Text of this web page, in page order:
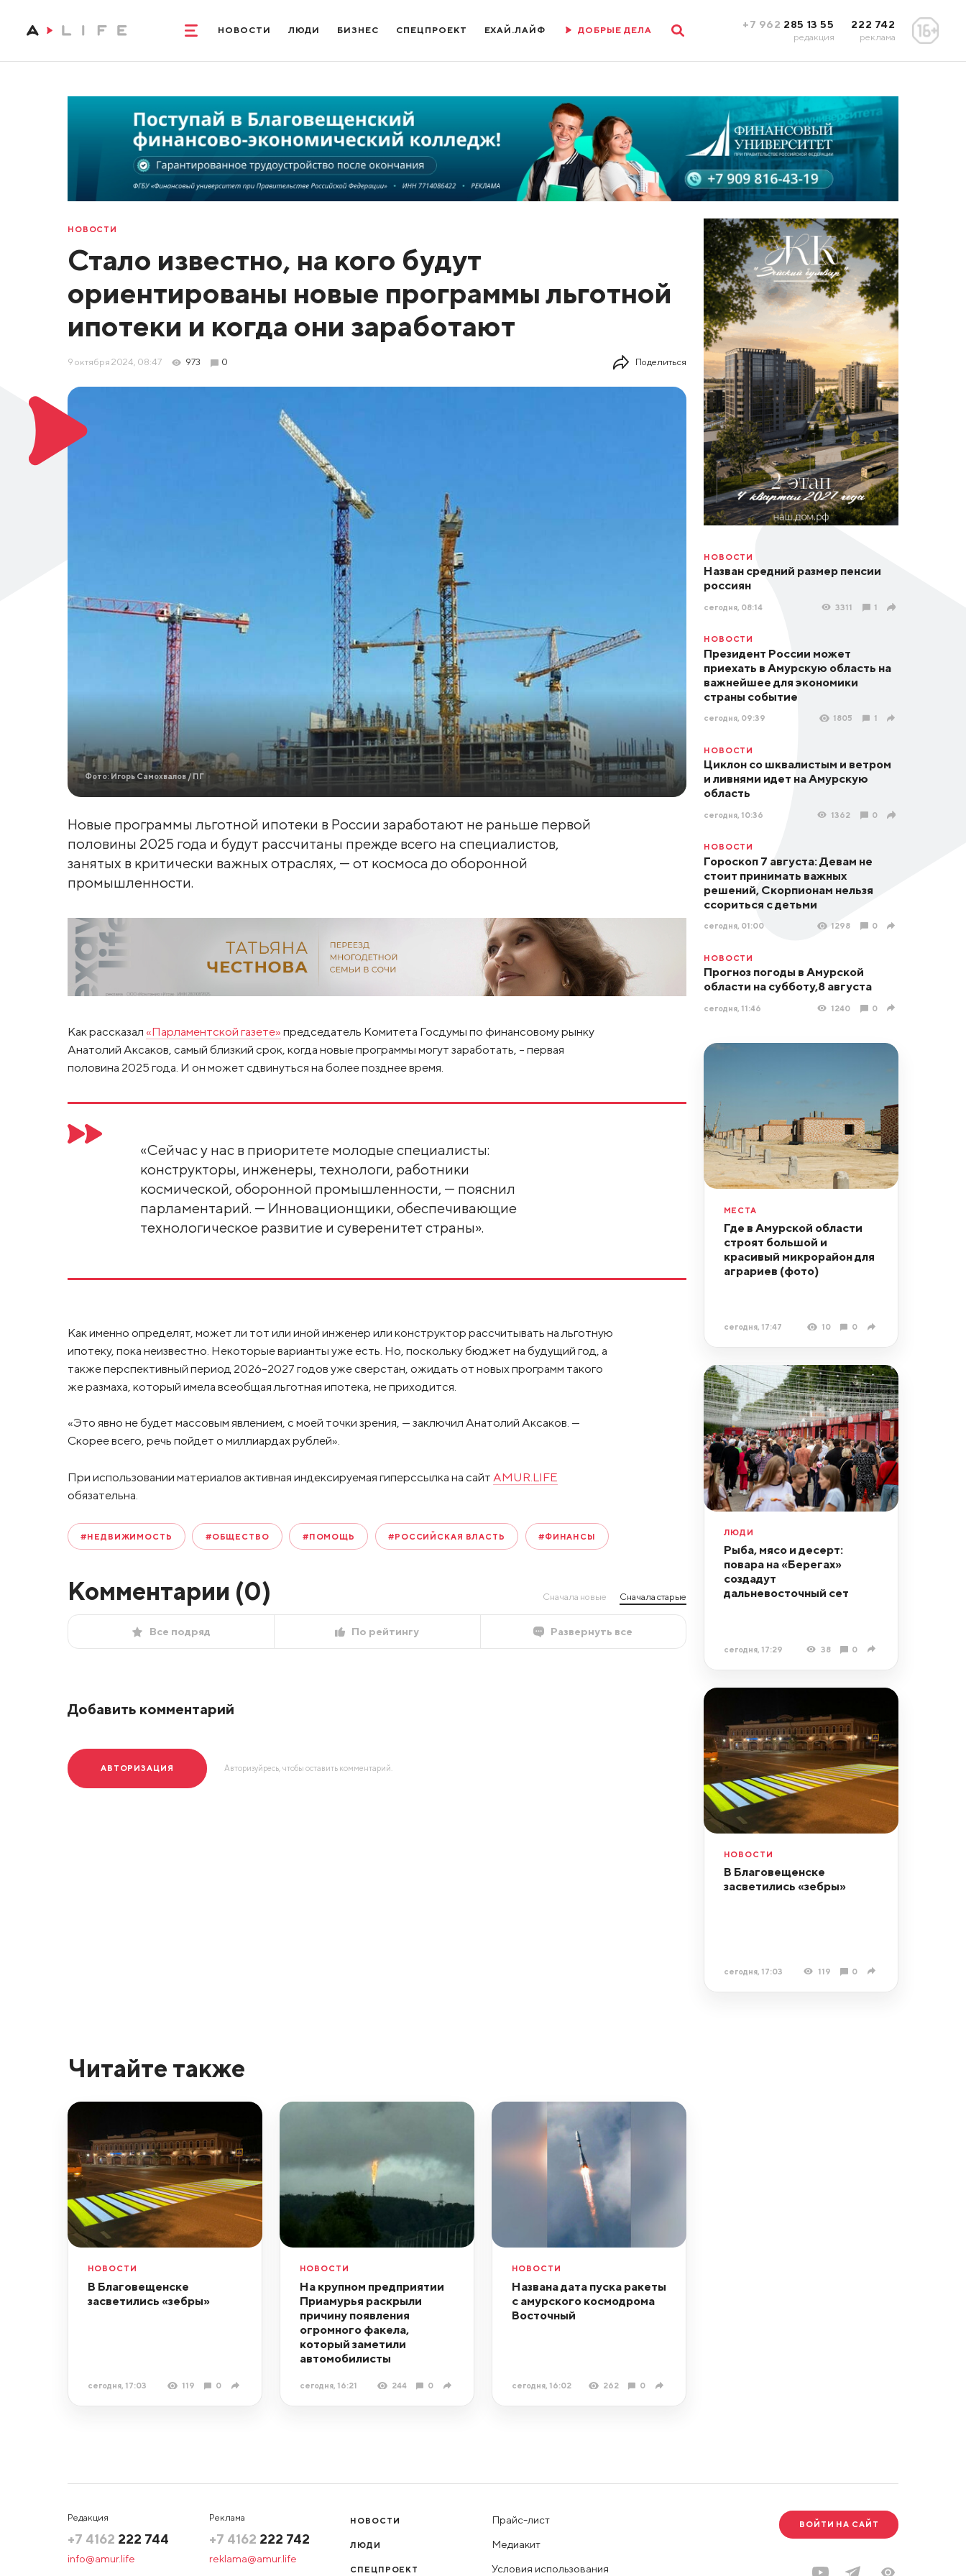
НОВОСТИ ЛЮДИ БИЗНЕС СПЕЦПРОЕКТ ЕХАЙ.ЛАЙФ ДОБРЫЕ ДЕЛА +7 962 285 13 55
редакция
222 742
реклама
НОВОСТИ
Стало известно, на кого будут
ориентированы новые программы льготной
ипотеки и когда они заработают
9 октября 2024, 08:47 973 0 Поделиться
Фото: Игорь Самохвалов / ПГ
Новые программы льготной ипотеки в России заработают не раньше первой
половины 2025 года и будут рассчитаны прежде всего на специалистов,
занятых в критически важных отраслях, — от космоса до оборонной
промышленности.
Как рассказал «Парламентской газете» председатель Комитета Госдумы по финансовому рынку
Анатолий Аксаков, самый близкий срок, когда новые программы могут заработать, – первая
половина 2025 года. И он может сдвинуться на более позднее время.
«Сейчас у нас в приоритете молодые специалисты:
конструкторы, инженеры, технологи, работники
космической, оборонной промышленности, — пояснил
парламентарий. — Инновационщики, обеспечивающие
технологическое развитие и суверенитет страны».
Как именно определят, может ли тот или иной инженер или конструктор рассчитывать на льготную
ипотеку, пока неизвестно. Некоторые варианты уже есть. Но, поскольку бюджет на будущий год, а
также перспективный период 2026-2027 годов уже сверстан, ожидать от новых программ такого
же размаха, который имела всеобщая льготная ипотека, не приходится.
«Это явно не будет массовым явлением, с моей точки зрения, — заключил Анатолий Аксаков. —
Скорее всего, речь пойдет о миллиардах рублей».
При использовании материалов активная индексируемая гиперссылка на сайт AMUR.LIFE
обязательна.
#НЕДВИЖИМОСТЬ #ОБЩЕСТВО #ПОМОЩЬ #РОССИЙСКАЯ ВЛАСТЬ #ФИНАНСЫ
Комментарии (0) Сначала новые Сначала старые
Все подряд По рейтингу Развернуть все
Добавить комментарий
АВТОРИЗАЦИЯ Авторизуйресь, чтобы оставить комментарий.
НОВОСТИ
Назван средний размер пенсии
россиян
сегодня, 08:14 3311 1
НОВОСТИ
Президент России может
приехать в Амурскую область на
важнейшее для экономики
страны событие
сегодня, 09:39 1805 1
НОВОСТИ
Циклон со шквалистым и ветром
и ливнями идет на Амурскую
область
сегодня, 10:36 1362 0
НОВОСТИ
Гороскоп 7 августа: Девам не
стоит принимать важных
решений, Скорпионам нельзя
ссориться с детьми
сегодня, 01:00 1298 0
НОВОСТИ
Прогноз погоды в Амурской
области на субботу,8 августа
сегодня, 11:46 1240 0
МЕСТА
Где в Амурской области
строят большой и
красивый микрорайон для
аграриев (фото)
сегодня, 17:47 10 0
ЛЮДИ
Рыба, мясо и десерт:
повара на «Берегах»
создадут
дальневосточный сет
сегодня, 17:29 38 0
НОВОСТИ
В Благовещенске
засветились «зебры»
сегодня, 17:03 119 0
Читайте также
НОВОСТИ
В Благовещенске
засветились «зебры»
сегодня, 17:03 119 0
НОВОСТИ
На крупном предприятии
Приамурья раскрыли
причину появления
огромного факела,
который заметили
автомобилисты
сегодня, 16:21 244 0
НОВОСТИ
Названа дата пуска ракеты
с амурского космодрома
Восточный
сегодня, 16:02 262 0
Редакция
+7 4162 222 744
info@amur.life
Реклама
+7 4162 222 742
reklama@amur.life
НОВОСТИ
ЛЮДИ
СПЕЦПРОЕКТ
Прайс-лист
Медиакит
Условия использования
ВОЙТИ НА САЙТ